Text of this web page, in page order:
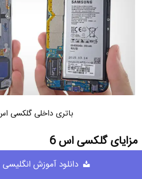
باتری داخلی گلکسی اس
مزایای گلکسی اس 6
دانلود آموزش انگلیسی